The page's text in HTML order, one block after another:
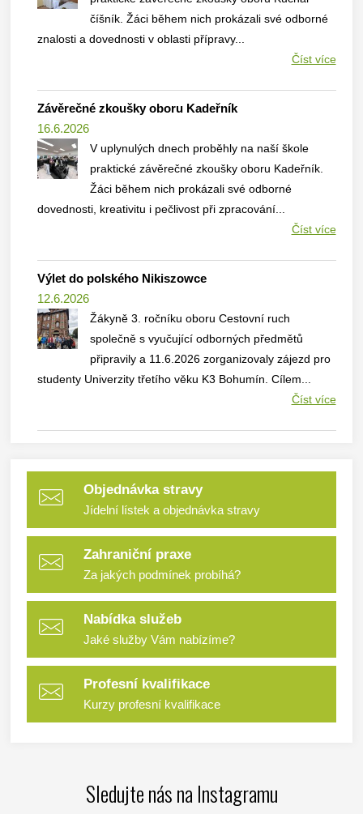
číšník. Žáci během nich prokázali své odborné
znalosti a dovednosti v oblasti přípravy...
Číst více
Závěrečné zkoušky oboru Kadeřník
16.6.2026
V uplynulých dnech proběhly na naší škole
praktické závěrečné zkoušky oboru Kadeřník.
Žáci během nich prokázali své odborné
dovednosti, kreativitu i pečlivost při zpracování...
Číst více
Výlet do polského Nikiszowce
12.6.2026
Žákyně 3. ročníku oboru Cestovní ruch
společně s vyučující odborných předmětů
připravily a 11.6.2026 zorganizovaly zájezd pro
studenty Univerzity třetího věku K3 Bohumín. Cílem...
Číst více
Objednávka stravy
Jídelní lístek a objednávka stravy
Zahraniční praxe
Za jakých podmínek probíhá?
Nabídka služeb
Jaké služby Vám nabízíme?
Profesní kvalifikace
Kurzy profesní kvalifikace
Sledujte nás na Instagramu